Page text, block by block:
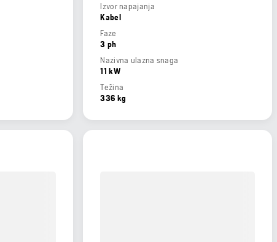
Izvor napajanja
Kabel
Faze
3 ph
Nazivna ulazna snaga
11 kW
Težina
336 kg